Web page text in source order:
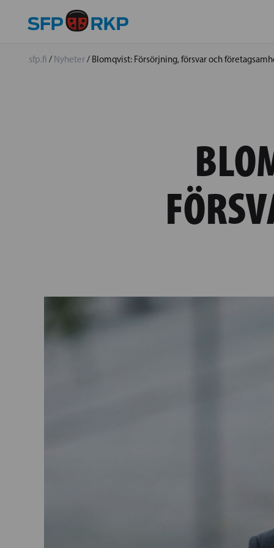
sfp.fi / Nyheter/ Blomqvist: Försörjning, försvar och